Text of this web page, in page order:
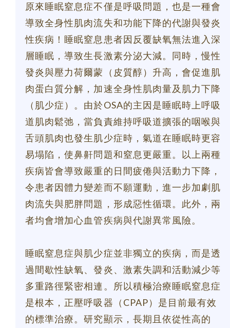
原來睡眠窒息症不僅是呼吸問題，也是一種會
導致全身性肌肉流失和功能下降的代謝與發炎
性疾病！睡眠窒息患者因反覆缺氧無法進入深
層睡眠，導致生長激素分泌大減。同時，慢性
發炎與壓力荷爾蒙（皮質醇）升高，會促進肌
肉蛋白質分解，加速全身性肌肉量及肌力下降
（肌少症）。由於OSA的主因是睡眠時上呼吸
道肌肉鬆弛，當負責維持呼吸道擴張的咽喉與
舌頭肌肉也發生肌少症時，氣道在睡眠時更容
易塌陷，使鼻鼾問題和窒息更嚴重。以上兩種
疾病皆會導致嚴重的日間疲倦與活動力下降，
令患者因體力變差而不願運動，進一步加劇肌
肉流失與肥胖問題，形成惡性循環。此外，兩
者均會增加心血管疾病與代謝異常風險。
睡眠窒息症與肌少症並非獨立的疾病，而是透
過間歇性缺氧、發炎、激素失調和活動減少等
多重路徑緊密相連。所以積極治療睡眠窒息症
是根本，正壓呼吸器（CPAP）是目前最有效
的標準治療。研究顯示，長期且依從性高的